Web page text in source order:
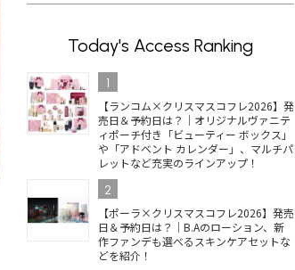
Today's Access Ranking
1
【ランコム×クリスマスコフレ2026】発
売日＆予約日は？｜オリジナルヴァニテ
ィポーチ付き「ビューティー ボックス」
や「アドベント カレンダー」、マルチパ
レットなど充実のラインアップ！
2
【ポーラ×クリスマスコフレ2026】発売
日＆予約日は？｜B.Aのローション、新
作ファンデも選べるスキンケアセットな
どを紹介！